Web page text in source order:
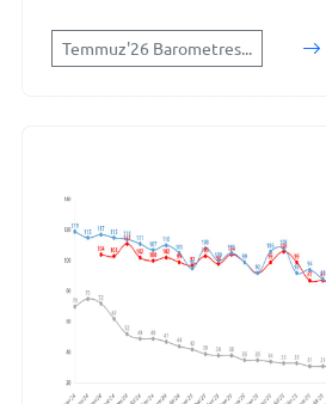
Temmuz'26 Barometres...